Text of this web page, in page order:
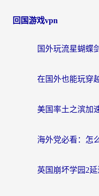
回国游戏vpn